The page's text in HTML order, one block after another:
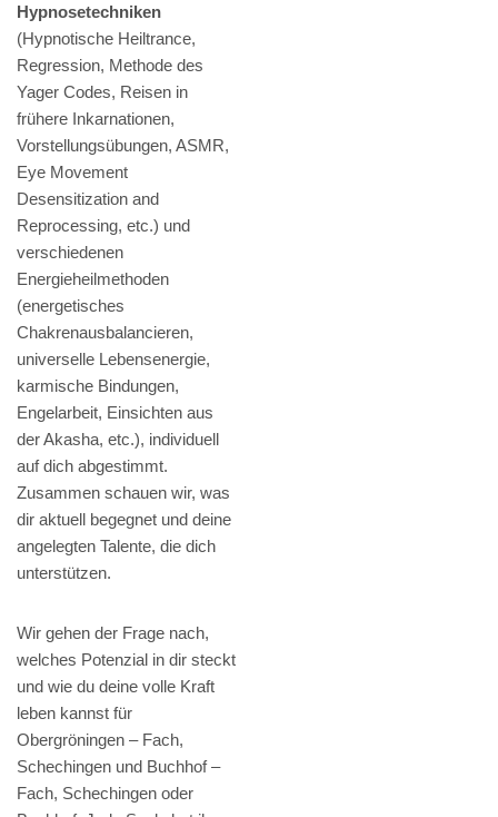
Hypnosetechniken
(Hypnotische Heiltrance,
Regression, Methode des
Yager Codes, Reisen in
frühere Inkarnationen,
Vorstellungsübungen, ASMR,
Eye Movement
Desensitization and
Reprocessing, etc.) und
verschiedenen
Energieheilmethoden
(energetisches
Chakrenausbalancieren,
universelle Lebensenergie,
karmische Bindungen,
Engelarbeit, Einsichten aus
der Akasha, etc.), individuell
auf dich abgestimmt.
Zusammen schauen wir, was
dir aktuell begegnet und deine
angelegten Talente, die dich
unterstützen.
Wir gehen der Frage nach,
welches Potenzial in dir steckt
und wie du deine volle Kraft
leben kannst für
Obergröningen – Fach,
Schechingen und Buchhof –
Fach, Schechingen oder